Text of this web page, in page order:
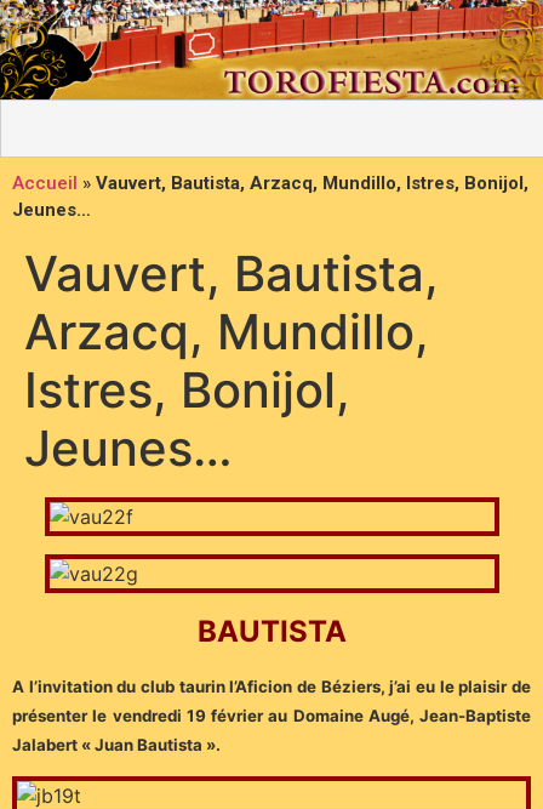
Accueil » Vauvert, Bautista, Arzacq, Mundillo, Istres, Bonijol,
Jeunes…
Vauvert, Bautista,
Arzacq, Mundillo,
Istres, Bonijol,
Jeunes…
BAUTISTA
A l’invitation du club taurin l’Aficion de Béziers, j’ai eu le plaisir de
présenter le vendredi 19 février au Domaine Augé, Jean-Baptiste
Jalabert « Juan Bautista ».